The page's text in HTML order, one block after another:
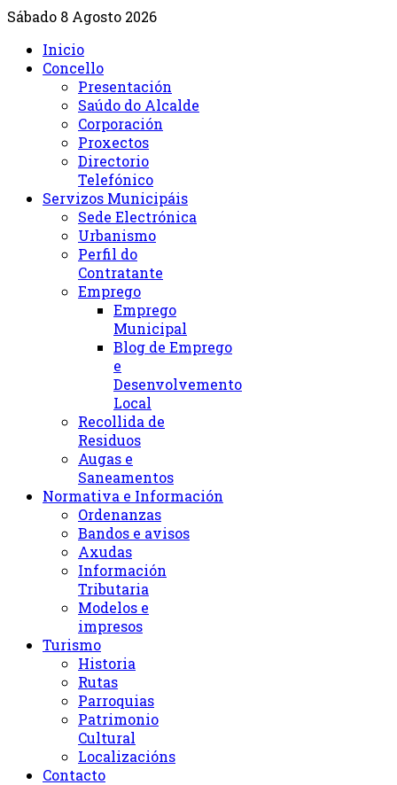
Sábado 8 Agosto 2026
Inicio
Concello
Presentación
Saúdo do Alcalde
Corporación
Proxectos
Directorio
Telefónico
Servizos Municipáis
Sede Electrónica
Urbanismo
Perfil do
Contratante
Emprego
Emprego
Municipal
Blog de Emprego
e
Desenvolvemento
Local
Recollida de
Residuos
Augas e
Saneamentos
Normativa e Información
Ordenanzas
Bandos e avisos
Axudas
Información
Tributaria
Modelos e
impresos
Turismo
Historia
Rutas
Parroquias
Patrimonio
Cultural
Localizacións
Contacto